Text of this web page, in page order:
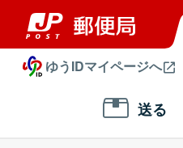
ゆうIDマイページへ
送る